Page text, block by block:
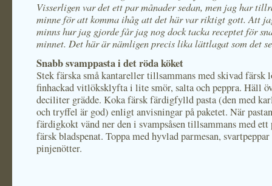
Visserligen var det ett par månader sedan, men jag har
minne för att komma ihåg att det här var riktigt gott. Att
minns hur jag gjorde får jag nog dock tacka receptet för
minnet. Det här är nämligen precis lika lättlagat som det
Snabb svamppasta i det röda köket
Stek färska små kantareller tillsammans med skivad färsk
finhackad vitlöksklyfta i lite smör, salta och peppra. Häll
deciliter grädde. Koka färsk färdigfylld pasta (den med
och tryffel är god) enligt anvisningar på paketet. När
färdigkokt vänd ner den i svampsåsen tillsammans med ett
färsk bladspenat. Toppa med hyvlad parmesan,
pinjenötter.